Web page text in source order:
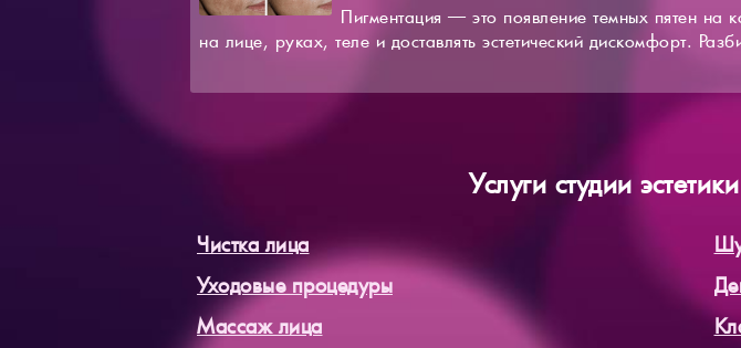
Пигментация — это появление темных пятен
на лице, руках, теле и доставлять эстетический дискомфорт.
Услуги студии
Чистка лица
Уходовые процедуры
Массаж лица